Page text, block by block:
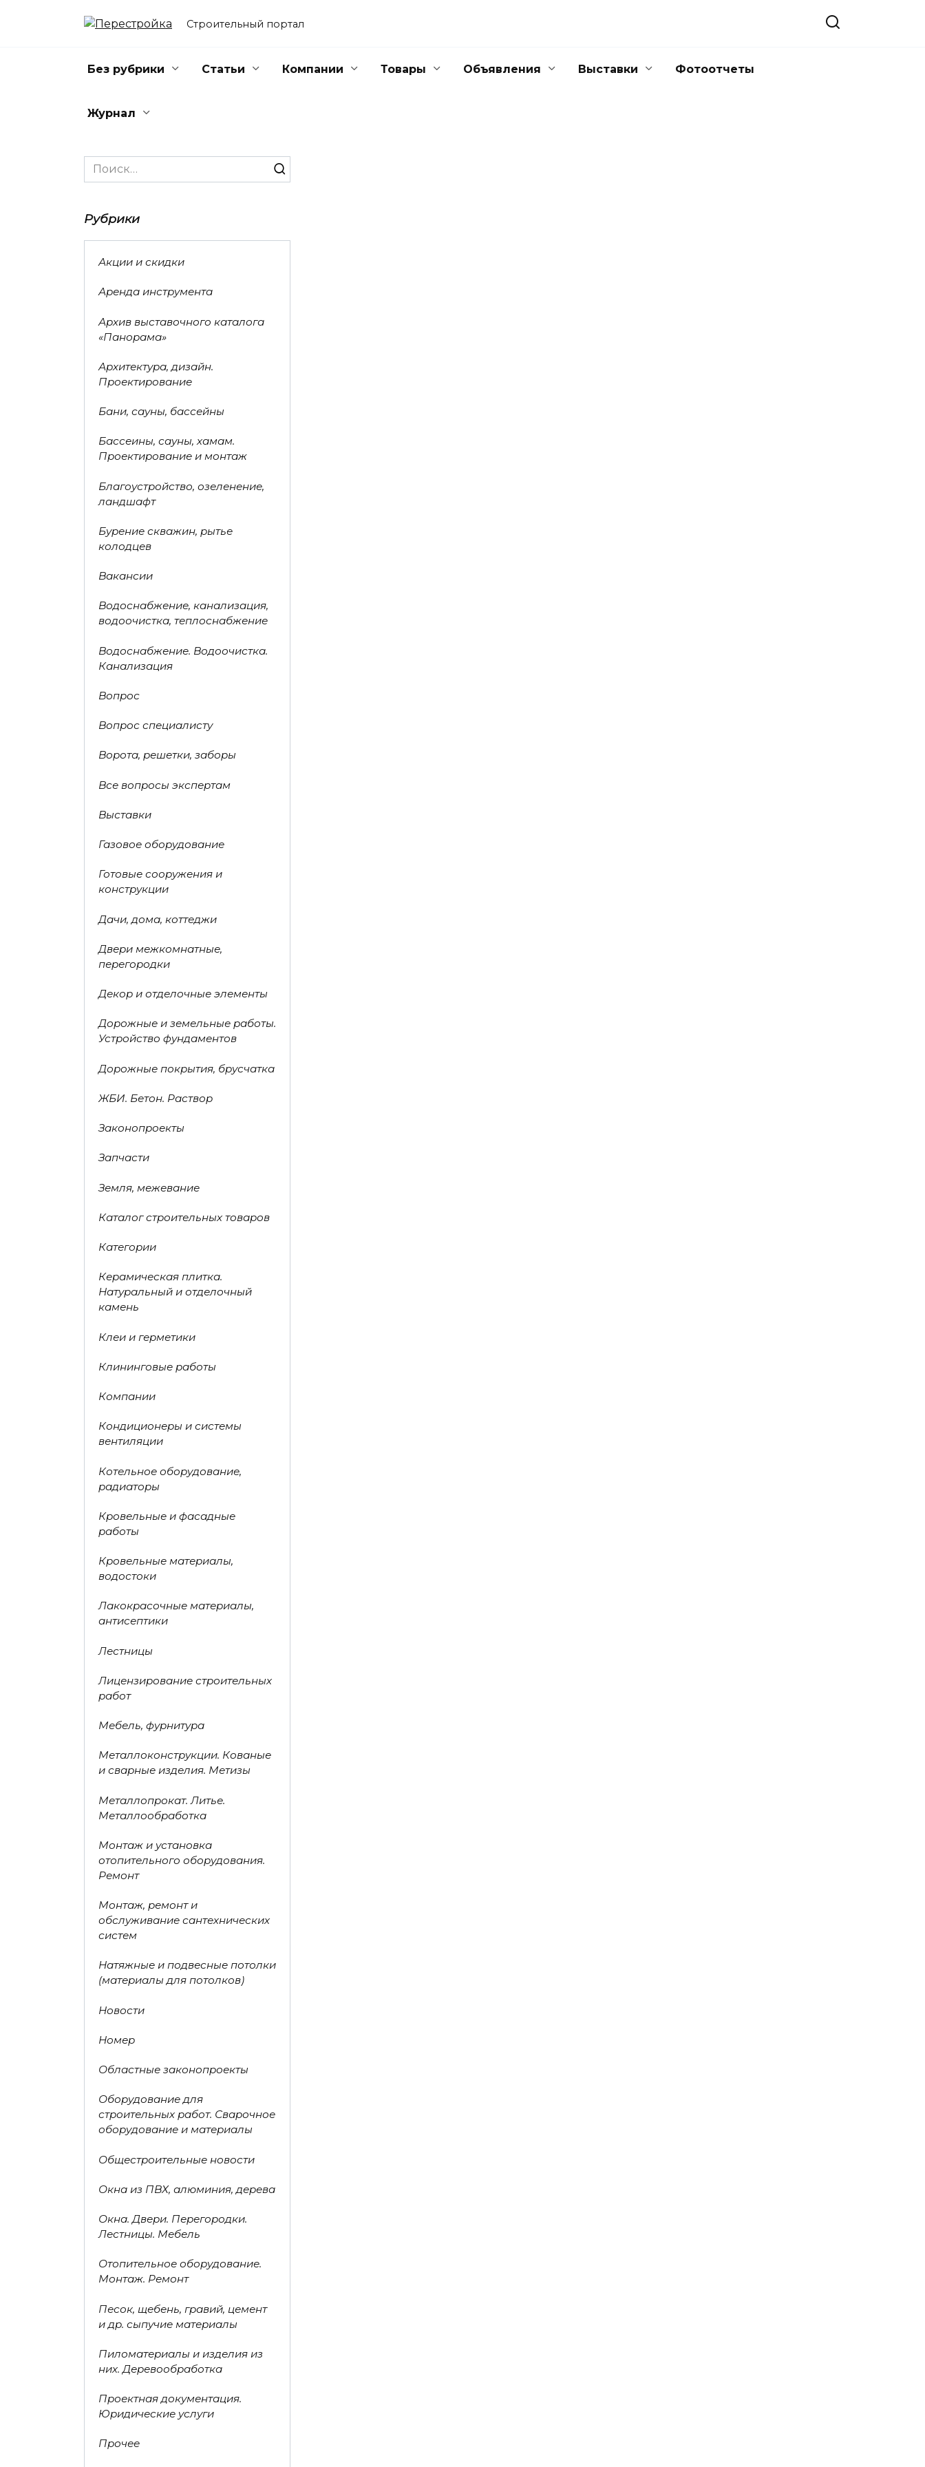
Строительный портал
Без рубрики Статьи Компании Товары Объявления Выставки Фотоотчеты
Журнал
Search
for:
Рубрики
Акции и скидки
Аренда инструмента
Архив выставочного каталога
«Панорама»
Архитектура, дизайн.
Проектирование
Бани, сауны, бассейны
Бассеины, сауны, хамам.
Проектирование и монтаж
Благоустройство, озеленение,
ландшафт
Бурение скважин, рытье
колодцев
Вакансии
Водоснабжение, канализация,
водоочистка, теплоснабжение
Водоснабжение. Водоочистка.
Канализация
Вопрос
Вопрос специалисту
Ворота, решетки, заборы
Все вопросы экспертам
Выставки
Газовое оборудование
Готовые сооружения и
конструкции
Дачи, дома, коттеджи
Двери межкомнатные,
перегородки
Декор и отделочные элементы
Дорожные и земельные работы.
Устройство фундаментов
Дорожные покрытия, брусчатка
ЖБИ. Бетон. Раствор
Законопроекты
Запчасти
Земля, межевание
Каталог строительных товаров
Категории
Керамическая плитка.
Натуральный и отделочный
камень
Клеи и герметики
Клининговые работы
Компании
Кондиционеры и системы
вентиляции
Котельное оборудование,
радиаторы
Кровельные и фасадные
работы
Кровельные материалы,
водостоки
Лакокрасочные материалы,
антисептики
Лестницы
Лицензирование строительных
работ
Мебель, фурнитура
Металлоконструкции. Кованые
и сварные изделия. Метизы
Металлопрокат. Литье.
Металлообработка
Монтаж и установка
отопительного оборудования.
Ремонт
Монтаж, ремонт и
обслуживание сантехнических
систем
Натяжные и подвесные потолки
(материалы для потолков)
Новости
Номер
Областные законопроекты
Оборудование для
строительных работ. Сварочное
оборудование и материалы
Общестроительные новости
Окна из ПВХ, алюминия, дерева
Окна. Двери. Перегородки.
Лестницы. Мебель
Отопительное оборудование.
Монтаж. Ремонт
Песок, щебень, гравий, цемент
и др. сыпучие материалы
Пиломатериалы и изделия из
них. Деревообработка
Проектная документация.
Юридические услуги
Прочее